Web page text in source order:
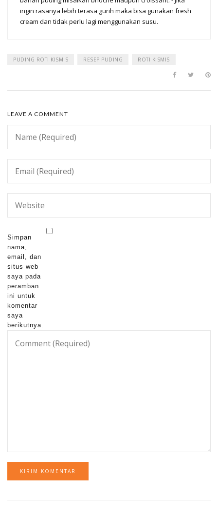
ingin rasanya lebih terasa gurih maka bisa gunakan fresh
cream dan tidak perlu lagi menggunakan susu.
PUDING ROTI KISMIS RESEP PUDING ROTI KISMIS
LEAVE A COMMENT
Simpan
nama,
email, dan
situs web
saya pada
peramban
ini untuk
komentar
saya
berikutnya.